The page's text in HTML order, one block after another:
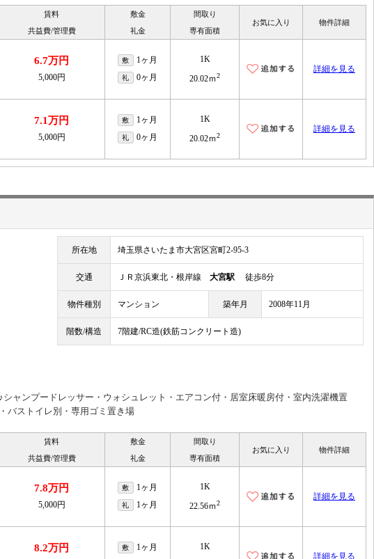
賃料
共益費/管理費
敷金
礼金
間取り
専有面積
お気に入り 物件詳細
6.7万円
5,000円
敷 1ヶ月
礼 0ヶ月
1K
20.02ｍ2
詳細を見る
7.1万円
5,000円
敷 1ヶ月
礼 0ヶ月
1K
20.02ｍ2
詳細を見る
所在地 埼玉県さいたま市大宮区宮町2-95-3
交通 ＪＲ京浜東北・根岸線 大宮駅 徒歩8分
物件種別 マンション 築年月 2008年11月
階数/構造 7階建/RC造(鉄筋コンクリート造)
シャンプードレッサー・ウォシュレット・エアコン付・居室床暖房付・室内洗濯機置
バストイレ別・専用ゴミ置き場
賃料
共益費/管理費
敷金
礼金
間取り
専有面積
お気に入り 物件詳細
7.8万円
5,000円
敷 1ヶ月
礼 1ヶ月
1K
22.56ｍ2
詳細を見る
8.2万円 敷 1ヶ月
1K
詳細を見る